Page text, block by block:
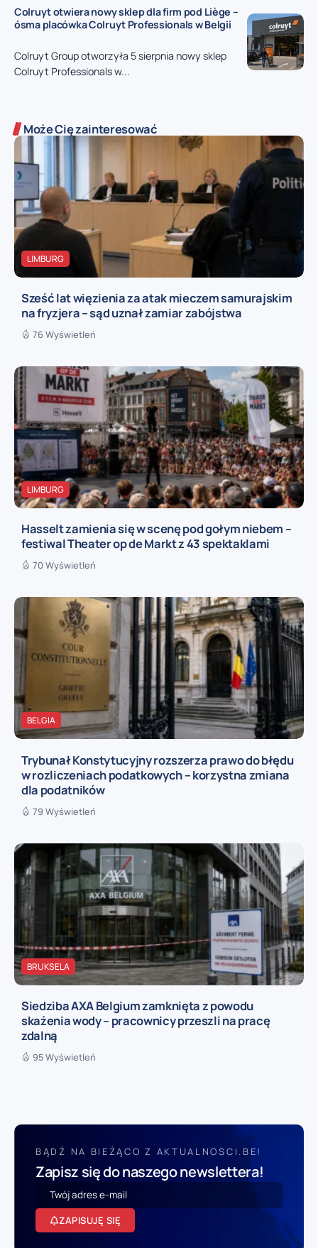
Colruyt otwiera nowy sklep dla firm pod Liège –
ósma placówka Colruyt Professionals w Belgii
Colruyt Group otworzyła 5 sierpnia nowy sklep
Colruyt Professionals w...
Może Cię zainteresować
LIMBURG
Sześć lat więzienia za atak mieczem samurajskim
na fryzjera – sąd uznał zamiar zabójstwa
76 Wyświetleń
LIMBURG
Hasselt zamienia się w scenę pod gołym niebem –
festiwal Theater op de Markt z 43 spektaklami
70 Wyświetleń
BELGIA
Trybunał Konstytucyjny rozszerza prawo do błędu
w rozliczeniach podatkowych – korzystna zmiana
dla podatników
79 Wyświetleń
BRUKSELA
Siedziba AXA Belgium zamknięta z powodu
skażenia wody – pracownicy przeszli na pracę
zdalną
95 Wyświetleń
BĄDŹ NA BIEŻĄCO Z AKTUALNOSCI.BE!
Zapisz się do naszego newslettera!
ZAPISUJĘ SIĘ